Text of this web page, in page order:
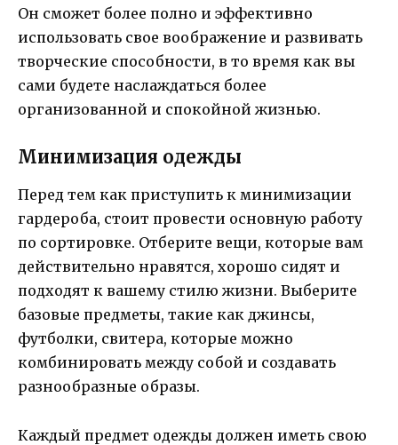
Он сможет более полно и эффективно
использовать свое воображение и развивать
творческие способности, в то время как вы
сами будете наслаждаться более
организованной и спокойной жизнью.
Минимизация одежды
Перед тем как приступить к минимизации
гардероба, стоит провести основную работу
по сортировке. Отберите вещи, которые вам
действительно нравятся, хорошо сидят и
подходят к вашему стилю жизни. Выберите
базовые предметы, такие как джинсы,
футболки, свитера, которые можно
комбинировать между собой и создавать
разнообразные образы.
Каждый предмет одежды должен иметь свою